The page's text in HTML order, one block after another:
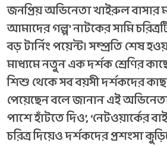
জনপ্রিয় অভিনেতা খাইরুল বাসার
আমাদের গল্প’ নাটকের সামি
বড় টার্নিং পয়েন্ট। সম্প্রতি শেষ
মাধ্যমে নতুন এক দর্শক শ্রেণির
শিশু থেকে সব বয়সী দর্শকদের
পেয়েছেন বলে জানান এই
পাশে হাঁটতে দিও’, ‘নেটওয়ার্কের
চরিত্র দিয়েও দর্শকদের প্রশংসা